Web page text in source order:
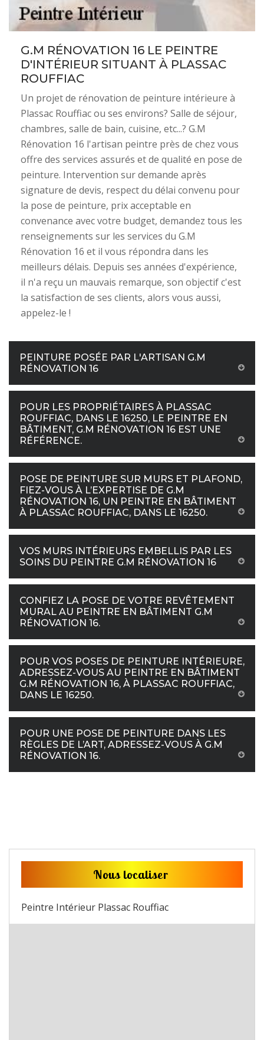
G.M RÉNOVATION 16 LE PEINTRE
D'INTÉRIEUR SITUANT À PLASSAC
ROUFFIAC
Un projet de rénovation de peinture intérieure à
Plassac Rouffiac ou ses environs? Salle de séjour,
chambres, salle de bain, cuisine, etc...? G.M
Rénovation 16 l'artisan peintre près de chez vous
offre des services assurés et de qualité en pose de
peinture. Intervention sur demande après
signature de devis, respect du délai convenu pour
la pose de peinture, prix acceptable en
convenance avec votre budget, demandez tous les
renseignements sur les services du G.M
Rénovation 16 et il vous répondra dans les
meilleurs délais. Depuis ses années d'expérience,
il n'a reçu un mauvais remarque, son objectif c'est
la satisfaction de ses clients, alors vous aussi,
appelez-le !
PEINTURE POSÉE PAR L'ARTISAN G.M
RÉNOVATION 16
POUR LES PROPRIÉTAIRES À PLASSAC
ROUFFIAC, DANS LE 16250, LE PEINTRE EN
BÂTIMENT, G.M RÉNOVATION 16 EST UNE
RÉFÉRENCE.
POSE DE PEINTURE SUR MURS ET PLAFOND,
FIEZ-VOUS À L’EXPERTISE DE G.M
RÉNOVATION 16, UN PEINTRE EN BÂTIMENT
À PLASSAC ROUFFIAC, DANS LE 16250.
VOS MURS INTÉRIEURS EMBELLIS PAR LES
SOINS DU PEINTRE G.M RÉNOVATION 16
CONFIEZ LA POSE DE VOTRE REVÊTEMENT
MURAL AU PEINTRE EN BÂTIMENT G.M
RÉNOVATION 16.
POUR VOS POSES DE PEINTURE INTÉRIEURE,
ADRESSEZ-VOUS AU PEINTRE EN BÂTIMENT
G.M RÉNOVATION 16, À PLASSAC ROUFFIAC,
DANS LE 16250.
POUR UNE POSE DE PEINTURE DANS LES
RÈGLES DE L’ART, ADRESSEZ-VOUS À G.M
RÉNOVATION 16.
Nous localiser
Peintre Intérieur Plassac Rouffiac